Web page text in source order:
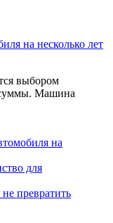
на несколько лет
выбором
Машина
на
для
превратить